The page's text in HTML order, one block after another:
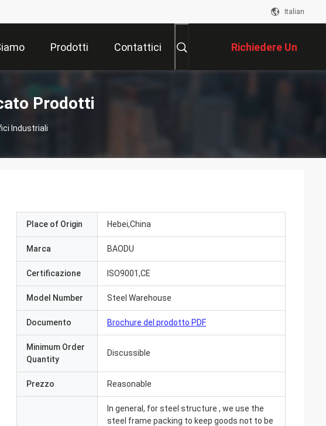
Italian
Prodotti Contattici Richiedere Un
Preventivo
Prodotti
Industriali
Place of Origin Hebei,China
Marca BAODU
Certificazione ISO9001,CE
Model Number Steel Warehouse
Documento Brochure del prodotto PDF
Minimum Order
Quantity
Discussible
Prezzo Reasonable
In general, for steel structure , we use the
steel frame packing to keep goods not to be